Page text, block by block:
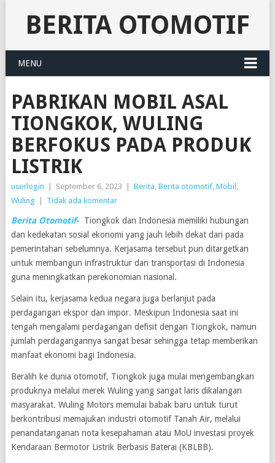
BERITA OTOMOTIF
MENU
PABRIKAN MOBIL ASAL
TIONGKOK, WULING
BERFOKUS PADA PRODUK
LISTRIK
userlogin September 6, 2023 Berita, Berita otomotif, Mobil ,
Wuling
Tidak ada komentar
Berita Otomotif- Tiongkok dan Indonesia memiliki hubungan
dan kedekatan sosial ekonomi yang jauh lebih dekat dari pada
pemerintahan sebelumnya. Kerjasama tersebut pun ditargetkan
untuk membangun infrastruktur dan transportasi di Indonesia
guna meningkatkan perekonomian nasional.
Selain itu, kerjasama kedua negara juga berlanjut pada
perdagangan ekspor dan impor. Meskipun Indonesia saat ini
tengah mengalami perdagangan defisit dengan Tiongkok, namun
jumlah perdagangannya sangat besar sehingga tetap memberikan
manfaat ekonomi bagi Indonesia.
Beralih ke dunia otomotif, Tiongkok juga mulai mengembangkan
produknya melalui merek Wuling yang sangat laris dikalangan
masyarakat. Wuling Motors memulai babak baru untuk turut
berkontribusi memajukan industri otomotif Tanah Air, melalui
penandatanganan nota kesepahaman atau MoU investasi proyek
Kendaraan Bermotor Listrik Berbasis Baterai (KBLBB).